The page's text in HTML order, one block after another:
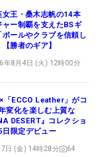
女王・桑木志帆の14本
ャー制覇を支えたBSギ
ボールやクラブを信頼し
【勝者のギア】
年8月4日 (火) 12時00分
×「ECCO Leather」がコ
変化を楽しむ上質な
DESERT』コレクショ
日限定デビュー
日 (金) 14時28分 64